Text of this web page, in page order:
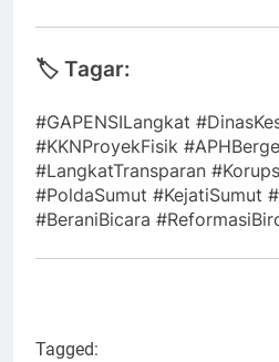
🏷️ Tagar:
#GAPENSILangkat
#KKNProyekFisik
#LangkatTransparan
#PoldaSumut #KejatiSumut
#BeraniBicara
Tagged: